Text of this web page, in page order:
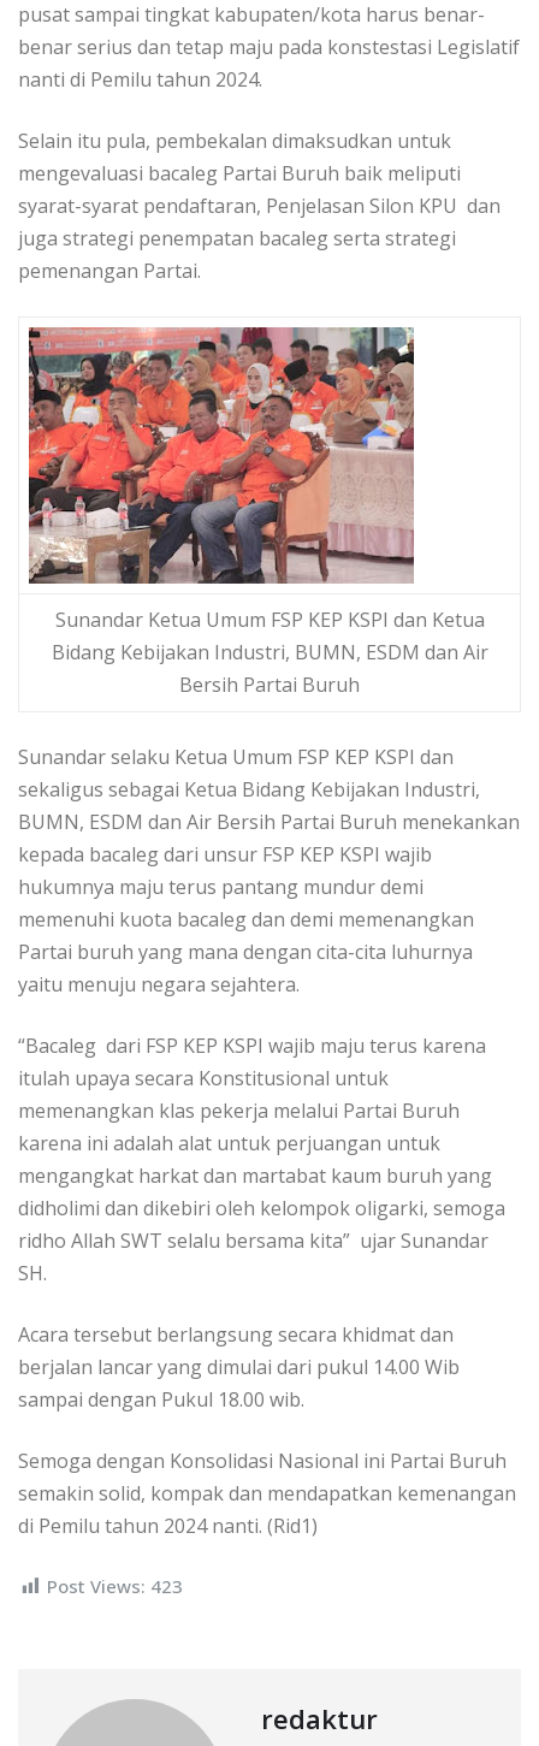
pusat sampai tingkat kabupaten/kota harus benar-
benar serius dan tetap maju pada konstestasi Legislatif
nanti di Pemilu tahun 2024.
Selain itu pula, pembekalan dimaksudkan untuk
mengevaluasi bacaleg Partai Buruh baik meliputi
syarat-syarat pendaftaran, Penjelasan Silon KPU dan
juga strategi penempatan bacaleg serta strategi
pemenangan Partai.
Sunandar Ketua Umum FSP KEP KSPI dan Ketua
Bidang Kebijakan Industri, BUMN, ESDM dan Air
Bersih Partai Buruh
Sunandar selaku Ketua Umum FSP KEP KSPI dan
sekaligus sebagai Ketua Bidang Kebijakan Industri,
BUMN, ESDM dan Air Bersih Partai Buruh menekankan
kepada bacaleg dari unsur FSP KEP KSPI wajib
hukumnya maju terus pantang mundur demi
memenuhi kuota bacaleg dan demi memenangkan
Partai buruh yang mana dengan cita-cita luhurnya
yaitu menuju negara sejahtera.
“Bacaleg dari FSP KEP KSPI wajib maju terus karena
itulah upaya secara Konstitusional untuk
memenangkan klas pekerja melalui Partai Buruh
karena ini adalah alat untuk perjuangan untuk
mengangkat harkat dan martabat kaum buruh yang
didholimi dan dikebiri oleh kelompok oligarki, semoga
ridho Allah SWT selalu bersama kita” ujar Sunandar
SH.
Acara tersebut berlangsung secara khidmat dan
berjalan lancar yang dimulai dari pukul 14.00 Wib
sampai dengan Pukul 18.00 wib.
Semoga dengan Konsolidasi Nasional ini Partai Buruh
semakin solid, kompak dan mendapatkan kemenangan
di Pemilu tahun 2024 nanti. (Rid1)
Post Views: 423
redaktur